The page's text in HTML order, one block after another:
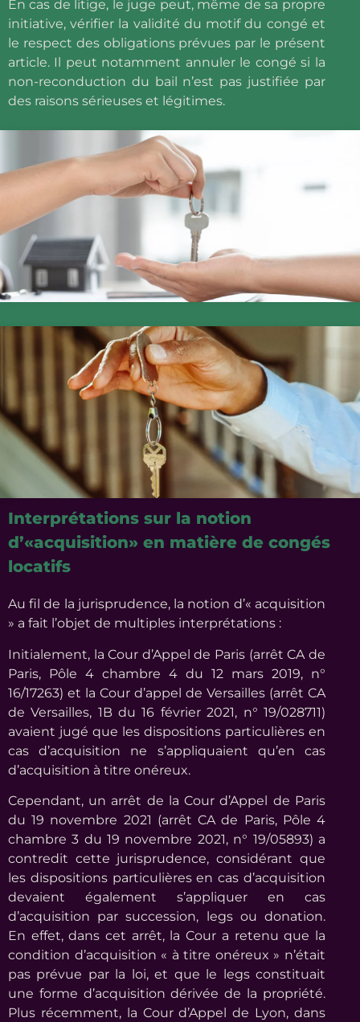
En cas de litige, le juge peut, même de sa propre
initiative, vérifier la validité du motif du congé et
le respect des obligations prévues par le présent
article. Il peut notamment annuler le congé si la
non-reconduction du bail n’est pas justifiée par
des raisons sérieuses et légitimes.
Interprétations sur la notion
d’«acquisition» en matière de congés
locatifs
Au fil de la jurisprudence, la notion d’« acquisition
» a fait l’objet de multiples interprétations :
Initialement, la Cour d’Appel de Paris (arrêt CA de
Paris, Pôle 4 chambre 4 du 12 mars 2019, n°
16/17263) et la Cour d’appel de Versailles (arrêt CA
de Versailles, 1B du 16 février 2021, n° 19/028711)
avaient jugé que les dispositions particulières en
cas d’acquisition ne s’appliquaient qu’en cas
d’acquisition à titre onéreux.
Cependant, un arrêt de la Cour d’Appel de Paris
du 19 novembre 2021 (arrêt CA de Paris, Pôle 4
chambre 3 du 19 novembre 2021, n° 19/05893) a
contredit cette jurisprudence, considérant que
les dispositions particulières en cas d’acquisition
devaient également s’appliquer en cas
d’acquisition par succession, legs ou donation.
En effet, dans cet arrêt, la Cour a retenu que la
condition d’acquisition « à titre onéreux » n’était
pas prévue par la loi, et que le legs constituait
une forme d’acquisition dérivée de la propriété.
Plus récemment, la Cour d’Appel de Lyon, dans